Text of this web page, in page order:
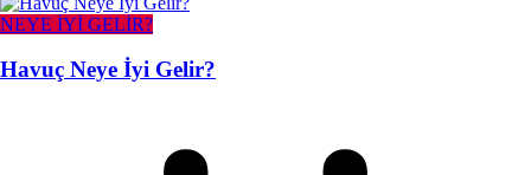
NEYE İYİ GELİR?
Havuç Neye İyi Gelir?